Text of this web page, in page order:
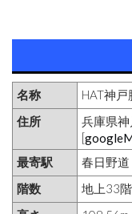
名称
HAT神
住所
兵庫県
[
最寄駅
春日野道
階数
地上33階